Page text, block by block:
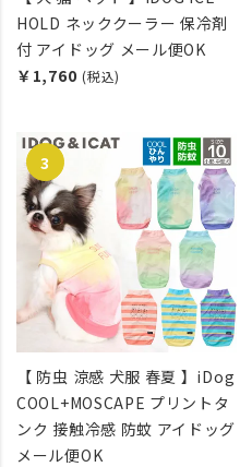
HOLD ネッククーラー 保冷剤
付 アイドッグ メール便OK
￥1,760 (税込)
【 防虫 涼感 犬服 春夏 】iDog
COOL+MOSCAPE プリントタ
ンク 接触冷感 防蚊 アイドッグ
メール便OK